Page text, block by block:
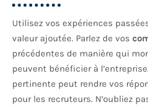
Utilisez vos expériences
valeur ajoutée. Parlez de vos
précédentes de manière qui
peuvent bénéficier à
pertinente peut rendre vos
pour les recruteurs. N’oubliez